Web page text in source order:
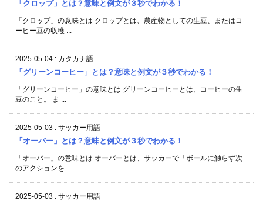
「クロップ」とは？意味と例文が３秒でわかる！
「クロップ」の意味とは クロップとは、農産物としての生豆、またはコ
ーヒー豆の収穫 ...
2025-05-04 : カタカナ語
「グリーンコーヒー」とは？意味と例文が３秒でわかる！
「グリーンコーヒー」の意味とは グリーンコーヒーとは、コーヒーの生
豆のこと。 ま ...
2025-05-03 : サッカー用語
「オーバー」とは？意味と例文が３秒でわかる！
「オーバー」の意味とは オーバーとは、サッカーで「ボールに触らず次
のアクションを ...
2025-05-03 : サッカー用語